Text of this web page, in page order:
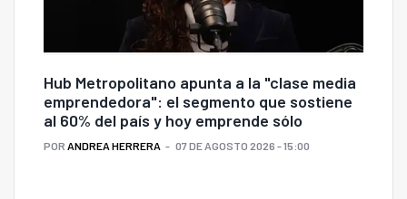
Hub Metropolitano apunta a la "clase media
emprendedora": el segmento que sostiene
al 60% del país y hoy emprende sólo
POR ANDREA HERRERA 07 DE AGOSTO 2026 - 15:00